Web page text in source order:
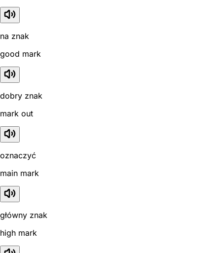
na znak
good mark
dobry znak
mark out
oznaczyć
main mark
główny znak
high mark